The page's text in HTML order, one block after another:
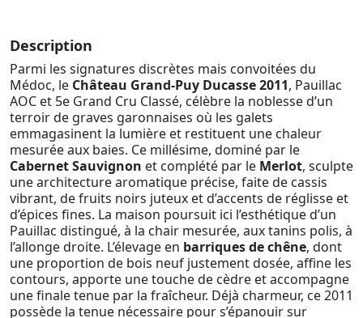
Description
Parmi les signatures discrètes mais convoitées du
Médoc, le Château Grand-Puy Ducasse 2011, Pauillac
AOC et 5e Grand Cru Classé, célèbre la noblesse d’un
terroir de graves garonnaises où les galets
emmagasinent la lumière et restituent une chaleur
mesurée aux baies. Ce millésime, dominé par le
Cabernet Sauvignon et complété par le Merlot, sculpte
une architecture aromatique précise, faite de cassis
vibrant, de fruits noirs juteux et d’accents de réglisse et
d’épices fines. La maison poursuit ici l’esthétique d’un
Pauillac distingué, à la chair mesurée, aux tanins polis, à
l’allonge droite. L’élevage en barriques de chêne, dont
une proportion de bois neuf justement dosée, affine les
contours, apporte une touche de cèdre et accompagne
une finale tenue par la fraîcheur. Déjà charmeur, ce 2011
possède la tenue nécessaire pour s’épanouir sur